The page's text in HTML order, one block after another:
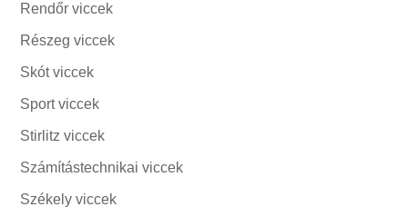
Rendőr viccek
Részeg viccek
Skót viccek
Sport viccek
Stirlitz viccek
Számítástechnikai viccek
Székely viccek